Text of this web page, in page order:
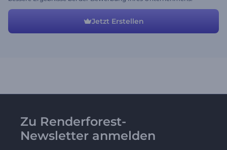
Ã„ndern Sie einfach die Texte, laden Sie Ihre Medien hoch und
bringen Sie Ihr Publikum dazu, sich in Ihr Produkt zu verlieben.
Jetzt Erstellen
Zu Renderforest-
Newsletter anmelden